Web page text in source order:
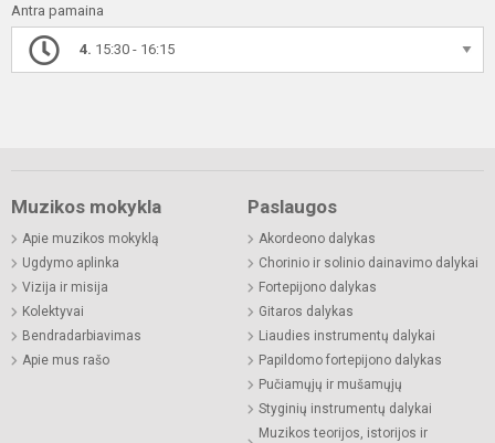
Antra pamaina
4. 15:30 - 16:15
Muzikos mokykla
Apie muzikos mokyklą
Ugdymo aplinka
Vizija ir misija
Kolektyvai
Bendradarbiavimas
Apie mus rašo
Paslaugos
Akordeono dalykas
Chorinio ir solinio dainavimo dalykai
Fortepijono dalykas
Gitaros dalykas
Liaudies instrumentų dalykai
Papildomo fortepijono dalykas
Pučiamųjų ir mušamųjų
Styginių instrumentų dalykai
Muzikos teorijos, istorijos ir